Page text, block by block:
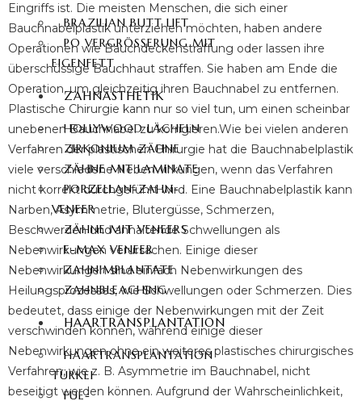
BRAZILIAN BUTT LIFT
PO VERGRÖSSERUNG MIT E
IGENFETT
ZAHNÄSTHETIK
HOLLYWOOD LÄCHELN
ZIRKONIUM ZÄHNE
ZÄHNE MIT LAMINATE
PORZELLAN-ZAHN-
VENEER
ZÄHNE MIT VENEERS
E-MAX VENEER
ZAHNIMPLANTATE
ZAHNBLEACHING
HAARTRANSPLANTATION
HAARTRANSPLANTATION
TÜRKEI
FUE-
Eingriffs ist. Die meisten Menschen, die sich einer
Bauchnabelplastik unterziehen möchten, haben andere
Operationen wie Bauchdeckenstraffung oder lassen ihre
überschüssige Bauchhaut straffen. Sie haben am Ende die
Operation, um gleichzeitig ihren Bauchnabel zu entfernen.
Plastische Chirurgie kann nur so viel tun, um einen scheinbar
unebenen Bauchnabel zu korrigieren.Wie bei vielen anderen
Verfahren der plastischen Chirurgie hat die Bauchnabelplastik
viele verschiedene Nebenwirkungen, wenn das Verfahren
nicht korrekt durchgeführt wird. Eine Bauchnabelplastik kann
Narben, Asymmetrie, Blutergüsse, Schmerzen,
Beschwerden und anhaltende Schwellungen als
Nebenwirkungen verursachen. Einige dieser
Nebenwirkungen sind einfach Nebenwirkungen des
Heilungsprozesses, wie Schwellungen oder Schmerzen. Dies
bedeutet, dass einige der Nebenwirkungen mit der Zeit
verschwinden können, während einige dieser
Nebenwirkungen ohne ein weiteres plastisches chirurgisches
Verfahren, wie z. B. Asymmetrie im Bauchnabel, nicht
beseitigt werden können. Aufgrund der Wahrscheinlichkeit,